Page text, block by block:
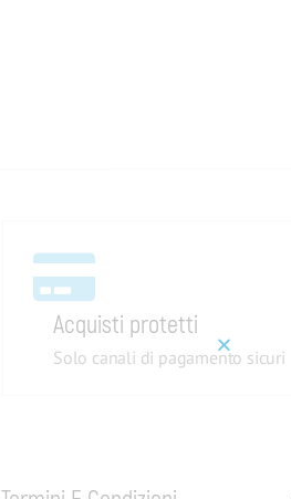
Acquisti protetti
Solo canali di pagamento sicuri